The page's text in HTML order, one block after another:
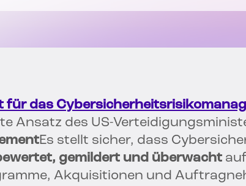
das
Ansatz des US-
Es stellt sicher, dass
gemildert und überwacht
Akquisitionen und